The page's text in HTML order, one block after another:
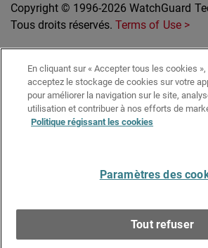
Copyright © 1996-2026 WatchGuard
Tous droits réservés.Terms of Use >
En cliquant sur « Accepter tous les cookies »,
acceptez le stockage de cookies sur votre
pour améliorer la navigation sur le site,
utilisation et contribuer à nos efforts de
Politique régissant les cookies
Paramètres des
Tout refuser